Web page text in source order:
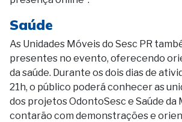
Saúde
As Unidades Móveis do Sesc PR
presentes no evento, oferecendo
da saúde. Durante os dois dias de
21h, o público poderá conhecer as
dos projetos OdontoSesc e Saúde da
contarão com demonstrações e